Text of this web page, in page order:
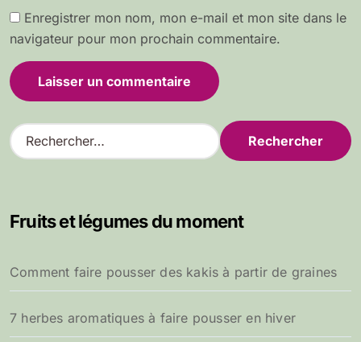
Enregistrer mon nom, mon e-mail et mon site dans le
navigateur pour mon prochain commentaire.
R
e
r
e
r
:
Fruits et légumes du moment
Comment faire pousser des kakis à partir de graines
7 herbes aromatiques à faire pousser en hiver